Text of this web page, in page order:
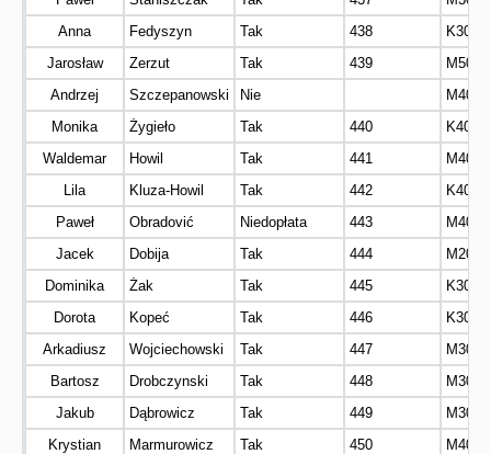
Anna
Fedyszyn Tak 438
K30
Jarosław
Zerzut Tak 439
M50
Andrzej
Szczepanowski Nie
M40
Monika
Żygieło Tak 440
K40
Waldemar
Howil Tak 441
M40
Lila
Kluza-Howil Tak 442
K40
Paweł
Obradović Niedopłata 443
M40
Jacek
Dobija Tak 444
M20
Dominika
Żak Tak 445
K30
Dorota
Kopeć Tak 446
K30
Arkadiusz
Wojciechowski Tak 447
M30
Bartosz
Drobczynski Tak 448
M30
Jakub
Dąbrowicz Tak 449
M30
Krystian
Marmurowicz Tak 450
M40